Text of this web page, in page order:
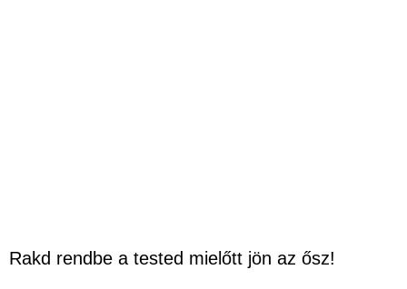
Rakd rendbe a tested mielőtt jön az ősz!